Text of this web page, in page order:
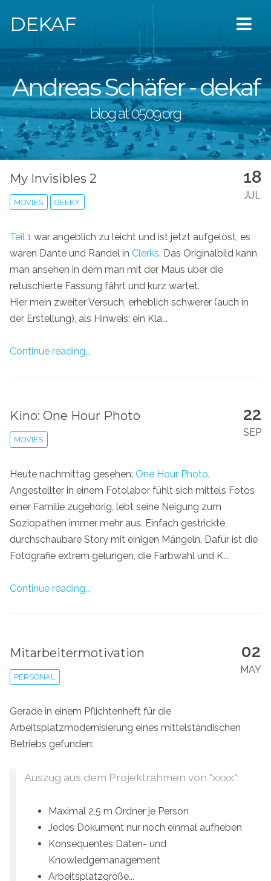
DEKAF
Andreas Schäfer - dekaf
blog at 0509.org
18
JUL
My Invisibles 2
MOVIES GEEKY
Teil 1 war angeblich zu leicht und ist jetzt aufgelöst, es
waren Dante und Randel in Clerks. Das Originalbild kann
man ansehen in dem man mit der Maus über die
retuschierte Fassung fährt und kurz wartet.
Hier mein zweiter Versuch, erheblich schwerer (auch in
der Erstellung), als Hinweis: ein Kla...
Continue reading...
22
SEP
Kino: One Hour Photo
MOVIES
Heute nachmittag gesehen: One Hour Photo.
Angestellter in einem Fotolabor fühlt sich mittels Fotos
einer Familie zugehörig, lebt seine Neigung zum
Soziopathen immer mehr aus. Einfach gestrickte,
durchschaubare Story mit einigen Mängeln. Dafür ist die
Fotografie extrem gelungen, die Farbwahl und K...
Continue reading...
02
MAY
Mitarbeitermotivation
PERSONAL
Gerade in einem Pflichtenheft für die
Arbeitsplatzmodernisierung eines mittelständischen
Betriebs gefunden:
Auszug aus dem Projektrahmen von "xxxx":
Maximal 2,5 m Ordner je Person
Jedes Dokument nur noch einmal aufheben
Konsequentes Daten- und
Knowledgemanagement
Arbeitsplatzgröße...